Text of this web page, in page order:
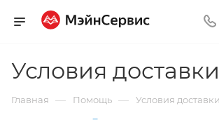
Условия доставки
Главная — Помощь — Условия доставки